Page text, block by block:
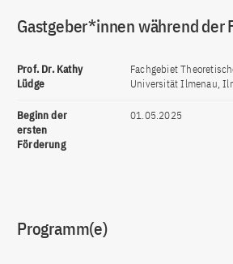
Gastgeber*innen während der
Prof. Dr. Kathy
Lüdge
Fachgebiet
Universität Ilmenau,
Beginn der
ersten
Förderung
01.05.2025
Programm(e)